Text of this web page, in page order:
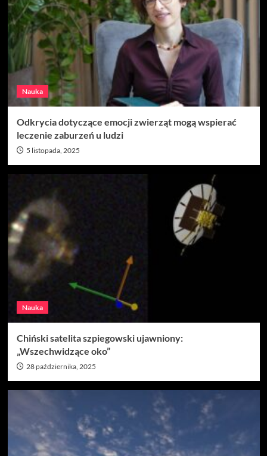
Nauka
Odkrycia dotyczące emocji zwierząt mogą wspierać
leczenie zaburzeń u ludzi
5 listopada, 2025
Nauka
Chiński satelita szpiegowski ujawniony:
„Wszechwidzące oko”
28 października, 2025